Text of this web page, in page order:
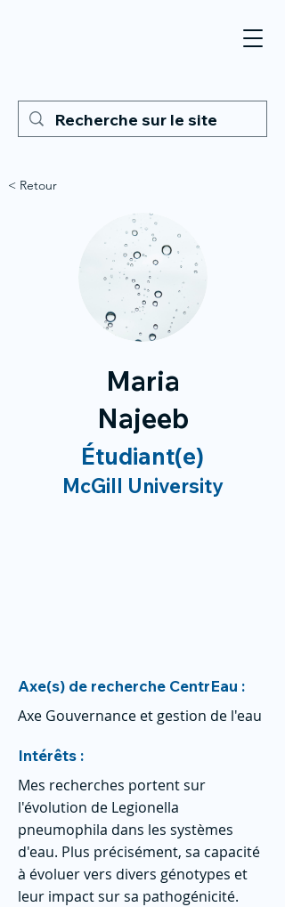
< Retour
Maria
Najeeb
Étudiant(e)
McGill University
Axe(s) de recherche CentrEau :
Axe Gouvernance et gestion de l'eau
Intérêts :
Mes recherches portent sur
l'évolution de Legionella
pneumophila dans les systèmes
d'eau. Plus précisément, sa capacité
à évoluer vers divers génotypes et
leur impact sur sa pathogénicité.